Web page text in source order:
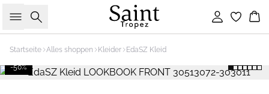
Suche Einloggen
Startseite Alles shoppen Kleider EdaSZ Kleid
-50%